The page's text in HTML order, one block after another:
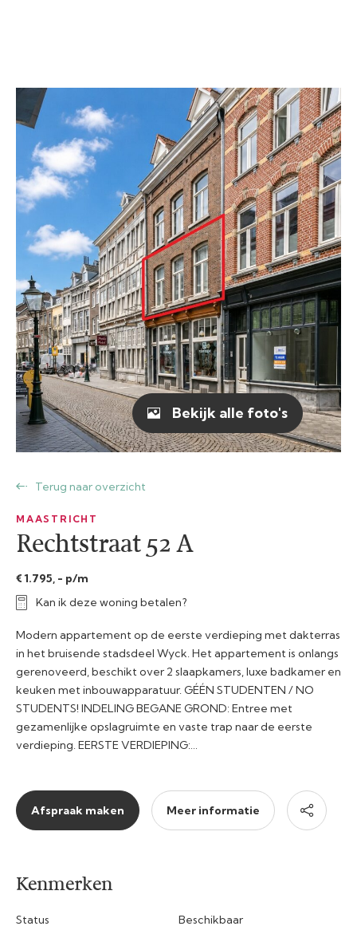
Terug naar overzicht
MAASTRICHT
Rechtstraat 52 A
€ 1.795, - p/m
Kan ik deze woning betalen?
Modern appartement op de eerste verdieping met dakterras
in het bruisende stadsdeel Wyck. Het appartement is onlangs
gerenoveerd, beschikt over 2 slaapkamers, luxe badkamer en
keuken met inbouwapparatuur. GÉÉN STUDENTEN / NO
STUDENTS! INDELING BEGANE GROND: Entree met
gezamenlijke opslagruimte en vaste trap naar de eerste
verdieping. EERSTE VERDIEPING:…
Afspraak maken Meer informatie
Bekijk alle foto's
Kenmerken
Status Beschikbaar